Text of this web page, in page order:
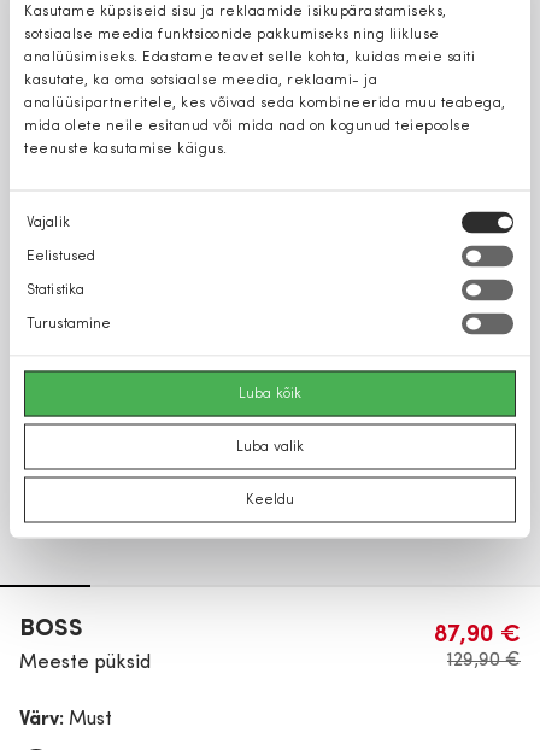
Kasutame küpsiseid sisu ja reklaamide isikupärastamiseks,
sotsiaalse meedia funktsioonide pakkumiseks ning liikluse
analüüsimiseks. Edastame teavet selle kohta, kuidas meie saiti
kasutate, ka oma sotsiaalse meedia, reklaami- ja
analüüsipartneritele, kes võivad seda kombineerida muu teabega,
mida olete neile esitanud või mida nad on kogunud teiepoolse
teenuste kasutamise käigus.
Nõusoleku
valik
Vajalik
Eelistused
Statistika
Turustamine
Luba kõik
Luba valik
Keeldu
BOSS
Meeste püksid
87,90 €
129,90 €
Värv: Must